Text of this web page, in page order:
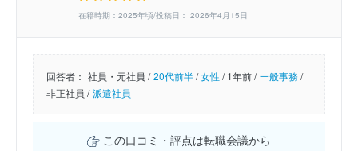
在籍時期：2025年頃/投稿日： 2026年4月15日
回答者： 社員・元社員 / 20代前半/女性/1年前 / 一般事務/
非正社員 / 派遣社員
この口コミ・評点は転職会議から